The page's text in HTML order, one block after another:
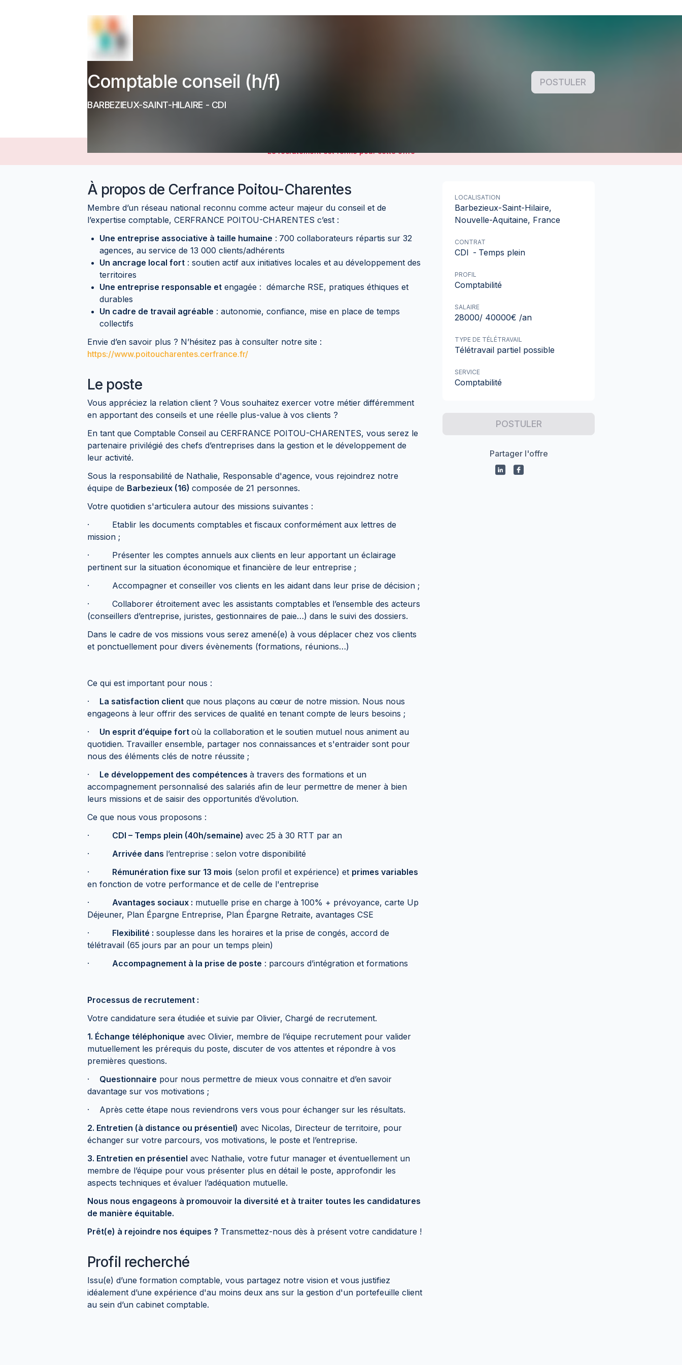
Comptable conseil (h/f)
BARBEZIEUX-SAINT-HILAIRE - CDI
POSTULER
Le recrutement est fermé pour cette offre
À propos de Cerfrance Poitou-Charentes
Membre d’un réseau national reconnu comme acteur majeur du conseil et de
l’expertise comptable, CERFRANCE POITOU-CHARENTES c’est :
Une entreprise associative à taille humaine : 700 collaborateurs répartis sur 32
agences, au service de 13 000 clients/adhérents
Un ancrage local fort : soutien actif aux initiatives locales et au développement des
territoires
Une entreprise responsable et engagée : démarche RSE, pratiques éthiques et
durables
Un cadre de travail agréable : autonomie, confiance, mise en place de temps
collectifs
Envie d’en savoir plus ? N’hésitez pas à consulter notre site :
https://www.poitoucharentes.cerfrance.fr/
Le poste
Vous appréciez la relation client ? Vous souhaitez exercer votre métier différemment
en apportant des conseils et une réelle plus-value à vos clients ?
En tant que Comptable Conseil au CERFRANCE POITOU-CHARENTES, vous serez le
partenaire privilégié des chefs d’entreprises dans la gestion et le développement de
leur activité.
Sous la responsabilité de Nathalie, Responsable d'agence, vous rejoindrez notre
équipe de Barbezieux (16) composée de 21 personnes.
Votre quotidien s'articulera autour des missions suivantes :
· Etablir les documents comptables et fiscaux conformément aux lettres de
mission ;
· Présenter les comptes annuels aux clients en leur apportant un éclairage
pertinent sur la situation économique et financière de leur entreprise ;
· Accompagner et conseiller vos clients en les aidant dans leur prise de décision ;
· Collaborer étroitement avec les assistants comptables et l’ensemble des acteurs
(conseillers d’entreprise, juristes, gestionnaires de paie…) dans le suivi des dossiers.
Dans le cadre de vos missions vous serez amené(e) à vous déplacer chez vos clients
et ponctuellement pour divers évènements (formations, réunions…)
Ce qui est important pour nous :
· La satisfaction client que nous plaçons au cœur de notre mission. Nous nous
engageons à leur offrir des services de qualité en tenant compte de leurs besoins ;
· Un esprit d’équipe fort où la collaboration et le soutien mutuel nous animent au
quotidien. Travailler ensemble, partager nos connaissances et s'entraider sont pour
nous des éléments clés de notre réussite ;
· Le développement des compétences à travers des formations et un
accompagnement personnalisé des salariés afin de leur permettre de mener à bien
leurs missions et de saisir des opportunités d’évolution.
Ce que nous vous proposons :
· CDI – Temps plein (40h/semaine) avec 25 à 30 RTT par an
· Arrivée dans l’entreprise : selon votre disponibilité
· Rémunération fixe sur 13 mois (selon profil et expérience) et primes variables
en fonction de votre performance et de celle de l'entreprise
· Avantages sociaux : mutuelle prise en charge à 100% + prévoyance, carte Up
Déjeuner, Plan Épargne Entreprise, Plan Épargne Retraite, avantages CSE
· Flexibilité : souplesse dans les horaires et la prise de congés, accord de
télétravail (65 jours par an pour un temps plein)
· Accompagnement à la prise de poste : parcours d’intégration et formations
Processus de recrutement :
Votre candidature sera étudiée et suivie par Olivier, Chargé de recrutement.
1. Échange téléphonique avec Olivier, membre de l’équipe recrutement pour valider
mutuellement les prérequis du poste, discuter de vos attentes et répondre à vos
premières questions.
· Questionnaire pour nous permettre de mieux vous connaitre et d’en savoir
davantage sur vos motivations ;
· Après cette étape nous reviendrons vers vous pour échanger sur les résultats.
2. Entretien (à distance ou présentiel) avec Nicolas, Directeur de territoire, pour
échanger sur votre parcours, vos motivations, le poste et l’entreprise.
3. Entretien en présentiel avec Nathalie, votre futur manager et éventuellement un
membre de l’équipe pour vous présenter plus en détail le poste, approfondir les
aspects techniques et évaluer l’adéquation mutuelle.
Nous nous engageons à promouvoir la diversité et à traiter toutes les candidatures
de manière équitable.
Prêt(e) à rejoindre nos équipes ? Transmettez-nous dès à présent votre candidature !
Profil recherché
Issu(e) d’une formation comptable, vous partagez notre vision et vous justifiez
idéalement d’une expérience d'au moins deux ans sur la gestion d'un portefeuille client
au sein d’un cabinet comptable.
LOCALISATION
Barbezieux-Saint-Hilaire,
Nouvelle-Aquitaine, France
CONTRAT
CDI - Temps plein
PROFIL
Comptabilité
SALAIRE
28000/ 40000€ /an
TYPE DE TÉLÉTRAVAIL
Télétravail partiel possible
SERVICE
Comptabilité
POSTULER
Partager l'offre